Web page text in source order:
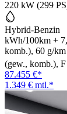
220 kW (299
Hybrid-Benzin
kWh/100km +
komb.), 60 g/
(gew., komb.),
87.455 €*
1.349 € mtl.*